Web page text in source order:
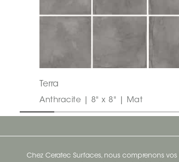
Terra
Anthracite | 8" x 8" | Mat
Chez Ceratec Surfaces, nous comprenons